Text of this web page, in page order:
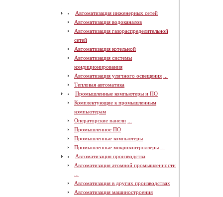
Автоматизация инженерных сетей
Автоматизация водоканалов
Автоматизация газораспределительной
сетей
Автоматизация котельной
Автоматизация системы
кондиционирования
Автоматизация уличного освещения
Тепловая автоматика
Промышленные компьютеры и ПО
Комплектующие к промышленным
компьютерам
Операторские панели
Промышленное ПО
Промышленные компьютеры
Промышленные микроконтроллеры
Автоматизация производства
Автоматизация атомной промышленности
Автоматизация в других производствах
Автоматизация машиностроения